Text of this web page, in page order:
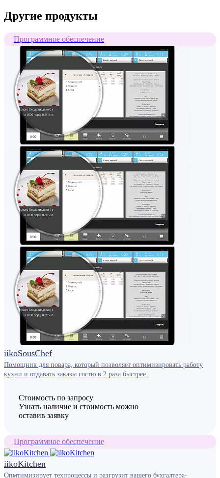
Другие продукты
Программное обеспечение
iikoSousChef
Помощник для повара, который позволяет оптимизировать работу
кухни и отдавать заказы гостю в 2 раза быстрее.
Стоимость по запросу
Узнать наличие и стоимость можно
оставив заявку
Программное обеспечение
iikoKitchen
Опмтимизирует техпроцессы и разгрузит вашего бухгалтера-